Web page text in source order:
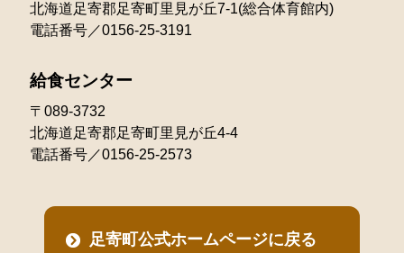
北海道足寄郡足寄町里見が丘7-1(総合体育館内)
電話番号／0156-25-3191
給食センター
〒089-3732
北海道足寄郡足寄町里見が丘4-4
電話番号／0156-25-2573
足寄町公式ホームページに戻る